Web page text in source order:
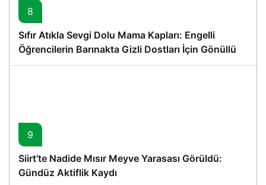
8
Sıfır Atıkla Sevgi Dolu Mama Kapları: Engelli
Öğrencilerin Barınakta Gizli Dostları İçin Gönüllü
Proje
9
Siirt’te Nadide Mısır Meyve Yarasası Görüldü:
Gündüz Aktiflik Kaydı